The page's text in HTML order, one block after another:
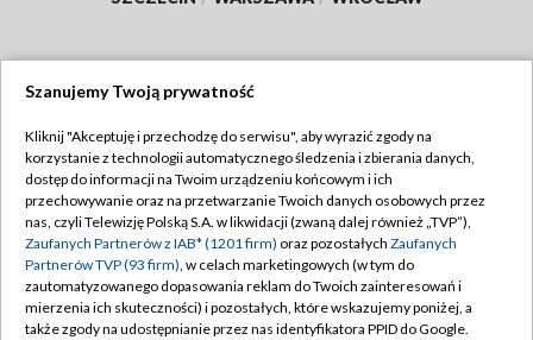
TVP
Abonament TVP
Emisja w TVP
Centrum informacji TVP
Naziemna Telewizja Cyfrowa
Regulamin TVP
Polityka prywatności
Moje zgody
Pomoc
Szanujemy Twoją prywatność
Kliknij "Akceptuję i przechodzę do serwisu", aby wyrazić zgody na
korzystanie z technologii automatycznego śledzenia i zbierania danych,
dostęp do informacji na Twoim urządzeniu końcowym i ich
przechowywanie oraz na przetwarzanie Twoich danych osobowych przez
nas, czyli Telewizję Polską S.A. w likwidacji (zwaną dalej również „TVP”),
Zaufanych Partnerów z IAB* (1201 firm) oraz pozostałych Zaufanych
Partnerów TVP (93 firm), w celach marketingowych (w tym do
zautomatyzowanego dopasowania reklam do Twoich zainteresowań i
mierzenia ich skuteczności) i pozostałych, które wskazujemy poniżej, a
także zgody na udostępnianie przez nas identyfikatora PPID do Google.